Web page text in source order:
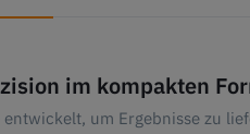
im kompakten
entwickelt, um Ergebnisse zu